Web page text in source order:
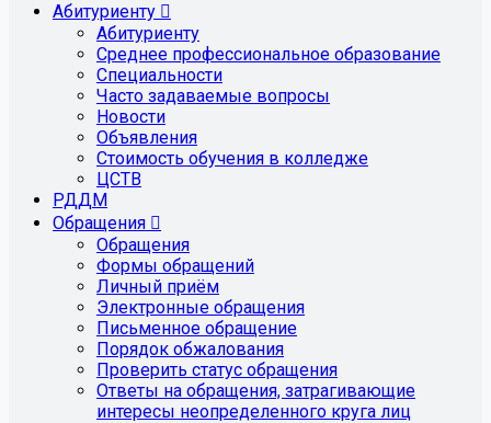
Абитуриенту
Абитуриенту
Среднее профессиональное образование
Специальности
Часто задаваемые вопросы
Новости
Объявления
Стоимость обучения в колледже
ЦСТВ
РДДМ
Обращения
Обращения
Формы обращений
Личный приём
Электронные обращения
Письменное обращение
Порядок обжалования
Проверить статус обращения
Ответы на обращения, затрагивающие
интересы неопределенного круга лиц